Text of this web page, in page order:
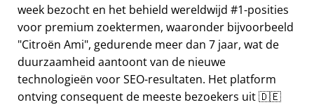
week bezocht en het behield wereldwijd #1-posities
voor premium zoektermen, waaronder bijvoorbeeld
Citroën Ami , gedurende meer dan 7 jaar, wat de
duurzaamheid aantoont van de nieuwe
technologieën voor SEO-resultaten. Het platform
ontving consequent de meeste bezoekers uit 🇩🇪